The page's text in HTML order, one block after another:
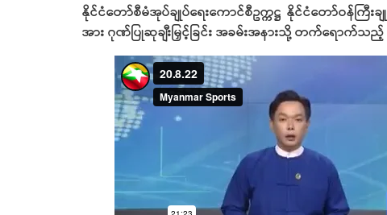
နိုင်ငံတော်စီမံအုပ်ချုပ်ရေးကောင်စီဥက္ကဋ္ဌ နိုင်ငံတော်ဝန်က
အား ဂုဏ်ပြုဆုချီးမြှင့်ခြင်း အခမ်းအနားသို့ တက်ရောက်သ